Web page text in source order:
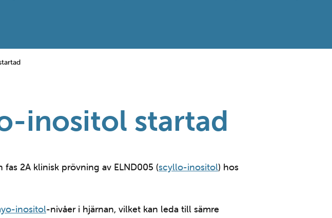
inositol startad
2A klinisk prövning av ELND005 (scyllo-inositol) hos
inositol-nivåer i hjärnan, vilket kan leda till sämre